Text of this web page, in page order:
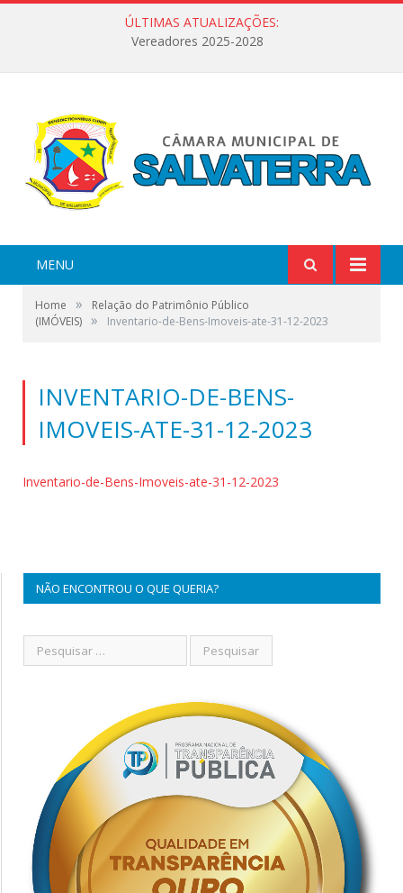
ÚLTIMAS ATUALIZAÇÕES:
Vereadores 2025-2028
MENU
Home »
Relação do Patrimônio Público
(IMÓVEIS) » Inventario-de-Bens-Imoveis-ate-31-12-2023
INVENTARIO-DE-BENS-
IMOVEIS-ATE-31-12-2023
Inventario-de-Bens-Imoveis-ate-31-12-2023
NÃO ENCONTROU O QUE QUERIA?